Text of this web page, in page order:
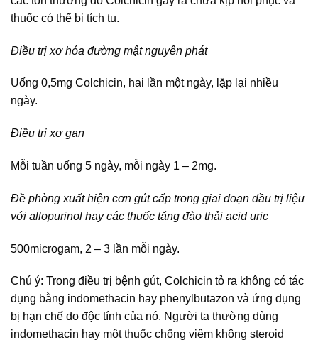
thuốc có thể bị tích tụ.
Điều trị xơ hóa đường mật nguyên phát
Uống 0,5mg Colchicin, hai lần một ngày, lặp lại nhiều
ngày.
Điều trị xơ gan
Mỗi tuần uống 5 ngày, mỗi ngày 1 – 2mg.
Đề phòng xuất hiện cơn gút cấp trong giai đoạn đầu trị liệu
với allopurinol hay các thuốc tăng đào thải acid uric
500microgam, 2 – 3 lần mỗi ngày.
Chú ý: Trong điều trị bệnh gút, Colchicin tỏ ra không có tác
dụng bằng indomethacin hay phenylbutazon và ứng dụng
bị hạn chế do độc tính của nó. Người ta thường dùng
indomethacin hay một thuốc chống viêm không steroid